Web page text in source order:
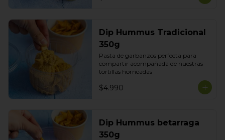
Dip Hummus Tradicional
350g
Pasta de garbanzos perfecta para
compartir acompañada de nuestras
tortillas horneadas
$4.990
Dip Hummus betarraga
350g